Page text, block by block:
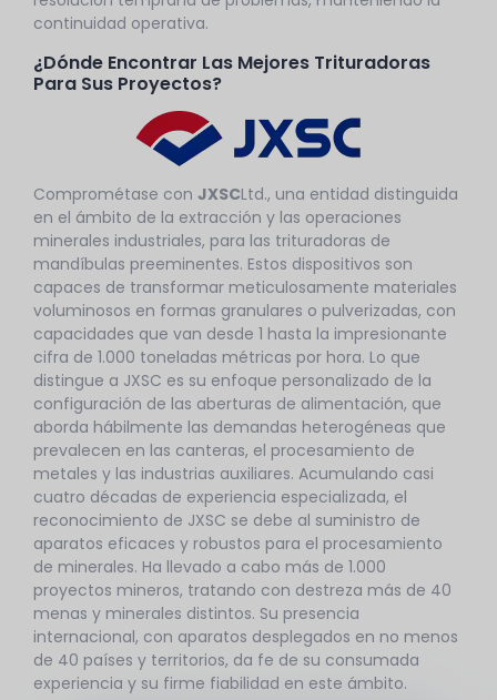
continuidad operativa.
¿Dónde Encontrar Las Mejores Trituradoras
Para Sus Proyectos?
Comprométase con JXSCLtd., una entidad distinguida
en el ámbito de la extracción y las operaciones
minerales industriales, para las trituradoras de
mandíbulas preeminentes. Estos dispositivos son
capaces de transformar meticulosamente materiales
voluminosos en formas granulares o pulverizadas, con
capacidades que van desde 1 hasta la impresionante
cifra de 1.000 toneladas métricas por hora. Lo que
distingue a JXSC es su enfoque personalizado de la
configuración de las aberturas de alimentación, que
aborda hábilmente las demandas heterogéneas que
prevalecen en las canteras, el procesamiento de
metales y las industrias auxiliares. Acumulando casi
cuatro décadas de experiencia especializada, el
reconocimiento de JXSC se debe al suministro de
aparatos eficaces y robustos para el procesamiento
de minerales. Ha llevado a cabo más de 1.000
proyectos mineros, tratando con destreza más de 40
menas y minerales distintos. Su presencia
internacional, con aparatos desplegados en no menos
de 40 países y territorios, da fe de su consumada
experiencia y su firme fiabilidad en este ámbito.